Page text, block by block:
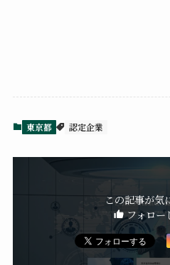
東京都 認定企業
この記事が気
フォロー